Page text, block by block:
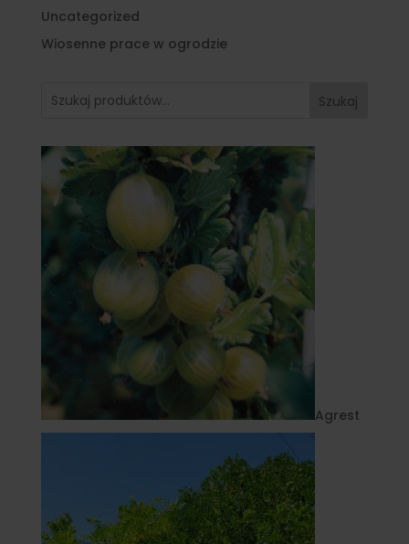
Uncategorized
Wiosenne prace w ogrodzie
Szukaj
Agrest